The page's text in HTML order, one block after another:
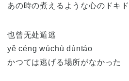
あの時の煮えるような心のドキ
也曾无处遁逃
yě céng wúchù dùntáo
かつては逃げる場所がなかった